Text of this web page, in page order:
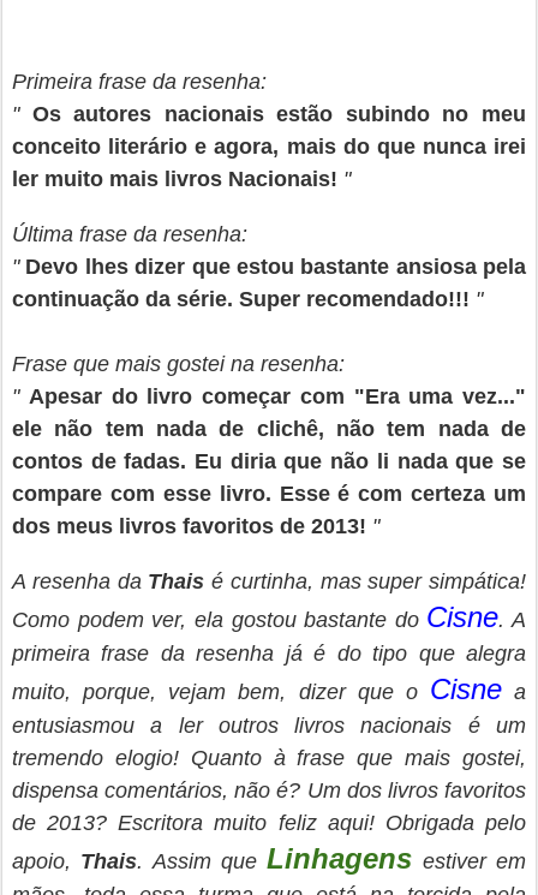
Primeira frase da resenha:
" Os autores nacionais estão subindo no meu
conceito literário e agora, mais do que nunca irei
ler muito mais livros Nacionais! "
Última frase da resenha:
" Devo lhes dizer que estou bastante ansiosa pela
continuação da série. Super recomendado!!! "
Frase que mais gostei na resenha:
" Apesar do livro começar com "Era uma vez..."
ele não tem nada de clichê, não tem nada de
contos de fadas. Eu diria que não li nada que se
compare com esse livro. Esse é com certeza um
dos meus livros favoritos de 2013! "
A resenha da Thais é curtinha, mas super simpática!
Como podem ver, ela gostou bastante do Cisne. A
primeira frase da resenha já é do tipo que alegra
muito, porque, vejam bem, dizer que o Cisnea
entusiasmou a ler outros livros nacionais é um
tremendo elogio! Quanto à frase que mais gostei,
dispensa comentários, não é? Um dos livros favoritos
de 2013? Escritora muito feliz aqui! Obrigada pelo
apoio, Thais. Assim queLinhagens estiver em